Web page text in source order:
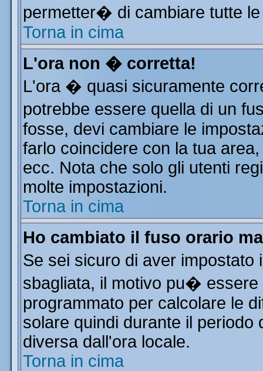
permetter� di cambiare tutte
Torna in cima
L'ora non � corretta!
L'ora � quasi sicuramente
potrebbe essere quella di un
fosse, devi cambiare le
farlo coincidere con la tua
ecc. Nota che solo gli utenti
molte impostazioni.
Torna in cima
Ho cambiato il fuso orario
Se sei sicuro di aver
sbagliata, il motivo pu�
programmato per calcolare le
solare quindi durante il
diversa dall'ora locale.
Torna in cima